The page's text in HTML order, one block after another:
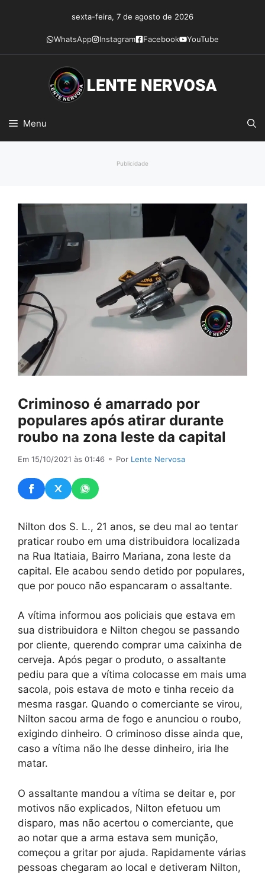
conteúdo
sexta-feira, 7 de agosto de 2026
WhatsApp Instagram Facebook YouTube
Menu
Publicidade
Criminoso é amarrado por
populares após atirar durante
roubo na zona leste da capital
Em 15/10/2021 às 01:46 ⚬ Por Lente Nervosa
Nilton dos S. L., 21 anos, se deu mal ao tentar
praticar roubo em uma distribuidora localizada
na Rua Itatiaia, Bairro Mariana, zona leste da
capital. Ele acabou sendo detido por populares,
que por pouco não espancaram o assaltante.
A vítima informou aos policiais que estava em
sua distribuidora e Nilton chegou se passando
por cliente, querendo comprar uma caixinha de
cerveja. Após pegar o produto, o assaltante
pediu para que a vítima colocasse em mais uma
sacola, pois estava de moto e tinha receio da
mesma rasgar. Quando o comerciante se virou,
Nilton sacou arma de fogo e anunciou o roubo,
exigindo dinheiro. O criminoso disse ainda que,
caso a vítima não lhe desse dinheiro, iria lhe
matar.
O assaltante mandou a vítima se deitar e, por
motivos não explicados, Nilton efetuou um
disparo, mas não acertou o comerciante, que
ao notar que a arma estava sem munição,
começou a gritar por ajuda. Rapidamente várias
pessoas chegaram ao local e detiveram Nilton,